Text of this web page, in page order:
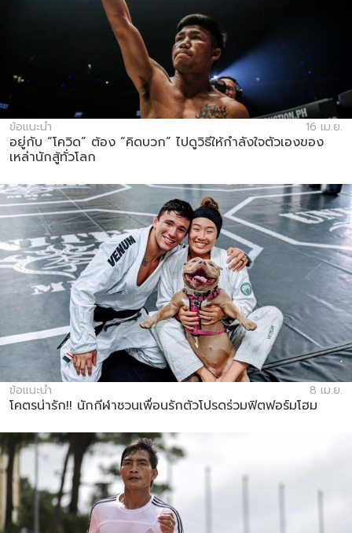
ข้อแนะนำ 16 เม.ย.
อยู่กับ “โควิด” ต้อง “คิดบวก” ไปดูวิธีให้กำลังใจตัวเองของ
เหล่านักสู้ทั่วโลก
ข้อแนะนำ 8 เม.ย.
โคตรน่ารัก!! นักกีฬาชวนเพื่อนรักตัวโปรดร่วมฟิตฟอร์มโฮม